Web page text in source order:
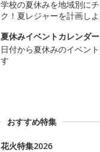
学校の夏休みを地域別に
ク！夏レジャーを計画しよ
夏休みイベントカレンダー
日付から夏休みのイベン
す
おすすめ特集
花火特集2026